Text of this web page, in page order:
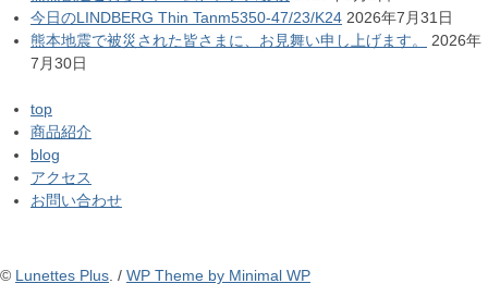
今日のLINDBERG Thin Tanm5350-47/23/K24 2026年7月31日
熊本地震で被災された皆さまに、お見舞い申し上げます。
2026年
7月30日
top
商品紹介
blog
アクセス
お問い合わせ
© Lunettes Plus . / WP Theme by Minimal WP